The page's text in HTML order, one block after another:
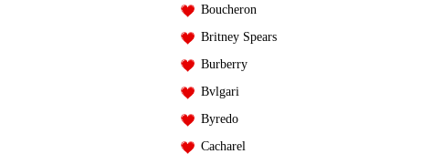
Boucheron
Britney Spears
Burberry
Bvlgari
Byredo
Cacharel